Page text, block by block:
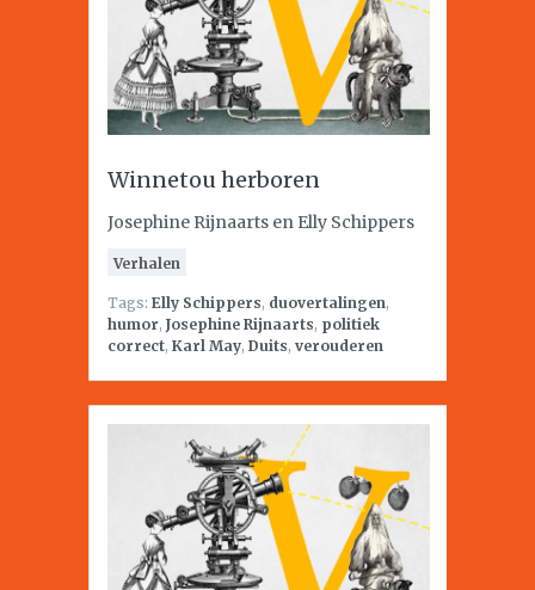
Winnetou herboren
Josephine Rijnaarts en Elly Schippers
Verhalen
Tags: Elly Schippers, duovertalingen,
humor, Josephine Rijnaarts, politiek
correct, Karl May, Duits, verouderen